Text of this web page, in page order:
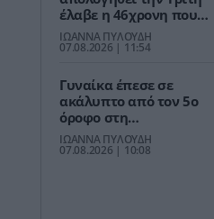
έλαβε η 46χρονη που
κατηγορείται για την
επίθεση στη Marfin
ΙΩΑΝΝΑ ΠΥΛΟΥΔΗ
07.08.2026 | 11:54
Γυναίκα έπεσε σε
ακάλυπτο από τον 5ο
όροφο στη
Μιχαλακοπούλου–
Ανασύρθηκε χωρίς τις
ΙΩΑΝΝΑ ΠΥΛΟΥΔΗ
07.08.2026 | 10:08